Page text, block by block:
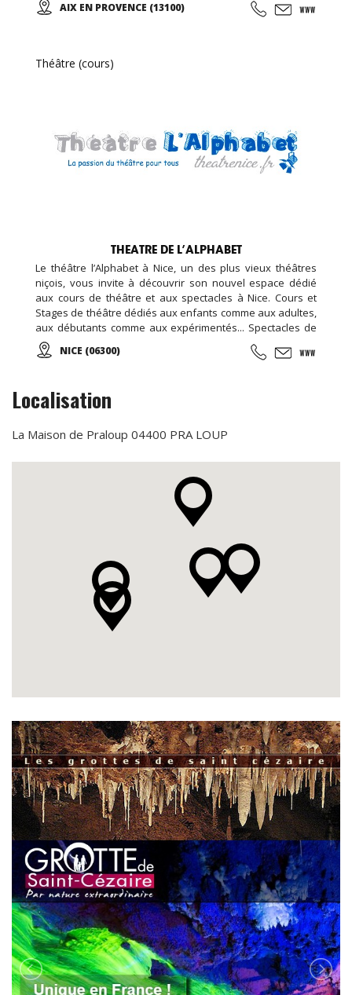
région PACA. Nous proposons des cours et des stages de
AIX EN PROVENCE (13100)
Théâtre (cours)
THEATRE DE L’ALPHABET
Le théâtre l’Alphabet à Nice, un des plus vieux théâtres
niçois, vous invite à découvrir son nouvel espace dédié
aux cours de théâtre et aux spectacles à Nice. Cours et
Stages de théâtre dédiés aux enfants comme aux adultes,
aux débutants comme aux expérimentés... Spectacles de
théâtre avec des pièces de théâtre classique et
contemporain...
NICE (06300)
Localisation
La Maison de Praloup 04400 PRA LOUP